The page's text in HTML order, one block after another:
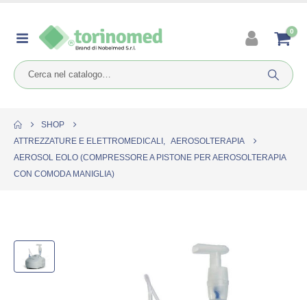
0
SHOP
ATTREZZATURE E ELETTROMEDICALI , AEROSOLTERAPIA
AEROSOL EOLO (COMPRESSORE A PISTONE PER AEROSOLTERAPIA
CON COMODA MANIGLIA)